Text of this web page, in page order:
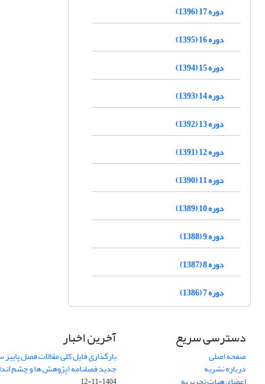
دوره 17 (1396)
دوره 16 (1395)
دوره 15 (1394)
دوره 14 (1393)
دوره 13 (1392)
دوره 12 (1391)
دوره 11 (1390)
دوره 10 (1389)
دوره 9 (1388)
دوره 8 (1387)
دوره 7 (1386)
دسترسی سریع
صفحه اصلی
درباره نشریه
آخرین اخبار
جدید فصلنامه (پژوهش ها و چشم